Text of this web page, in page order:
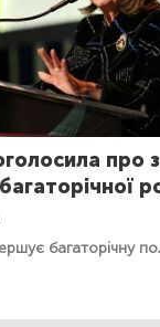
про
багаторічну